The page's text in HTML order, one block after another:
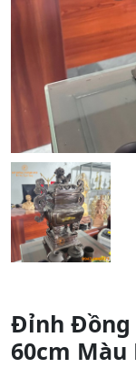
Đỉnh Đồng
60cm Màu